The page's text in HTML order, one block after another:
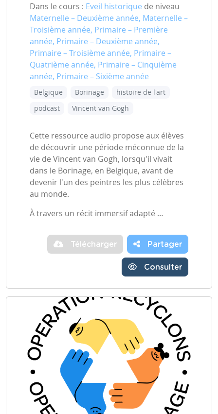
Dans le cours : Eveil historique de niveau
Maternelle – Deuxième année, Maternelle –
Troisième année, Primaire – Première
année, Primaire – Deuxième année,
Primaire – Troisième année, Primaire –
Quatrième année, Primaire – Cinquième
année, Primaire – Sixième année
Belgique Borinage
histoire de l'art
podcast
Vincent van Gogh
Cette ressource audio propose aux élèves
de découvrir une période méconnue de la
vie de Vincent van Gogh, lorsqu'il vivait
dans le Borinage, en Belgique, avant de
devenir l'un des peintres les plus célèbres
au monde.
À travers un récit immersif adapté …
Télécharger Partager
Consulter